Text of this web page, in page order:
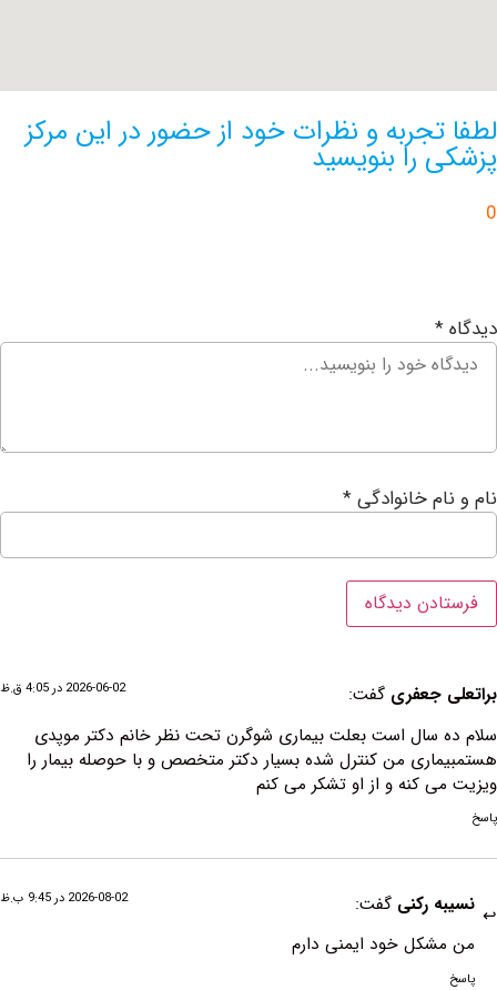
و نظرات خود از حضور در این مرکز
را بنویسید
جعفری گفت: 2026-06-02 در 4:05 ق.ظ
سال است بعلت بیماری شوگرن تحت نظر خانم دکتر موپدی
من کنترل شده بسیار دکتر متخصص و با حوصله بیمار را
کنه و از او تشکر می کنم
رکنی گفت: 2026-08-02 در 9:45 ب.ظ
خود ایمنی دارم
خانوادگی*